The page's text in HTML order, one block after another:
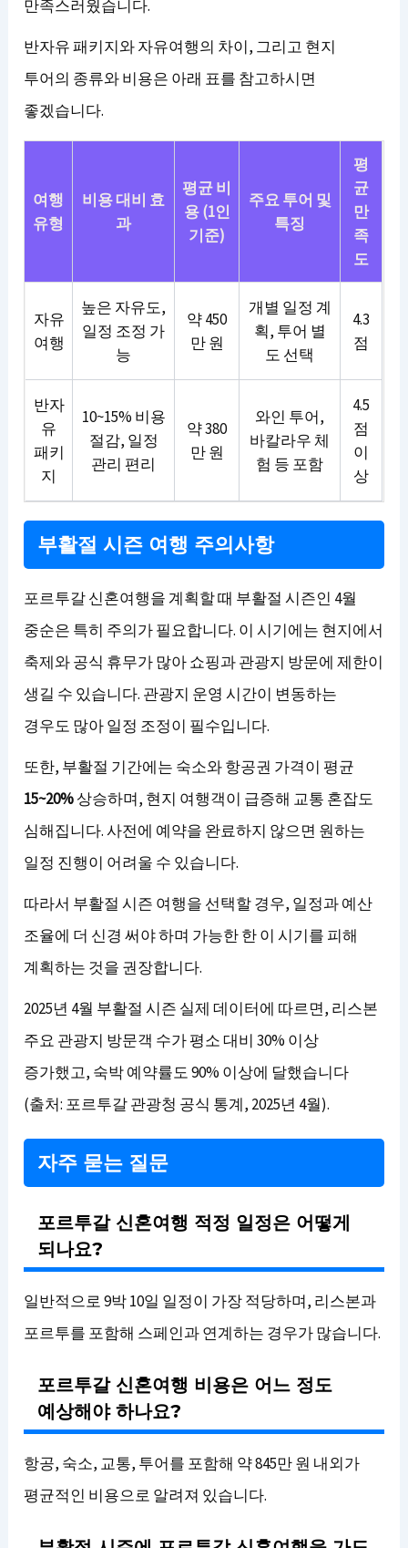
만족스러웠습니다.
반자유 패키지와 자유여행의 차이, 그리고 현지
투어의 종류와 비용은 아래 표를 참고하시면
좋겠습니다.
여행
유형
비용 대비 효
과
평균 비
용 (1인
기준)
주요 투어 및
특징
평
균
만
족
도
자유
여행
높은 자유도,
일정 조정 가
능
약 450
만 원
개별 일정 계
획, 투어 별
도 선택
4.3
점
반자
유
패키
지
10~15% 비용
절감, 일정
관리 편리
약 380
만 원
와인 투어,
바칼라우 체
험 등 포함
4.5
점
이
상
부활절 시즌 여행 주의사항
포르투갈 신혼여행을 계획할 때 부활절 시즌인 4월
중순은 특히 주의가 필요합니다. 이 시기에는 현지에서
축제와 공식 휴무가 많아 쇼핑과 관광지 방문에 제한이
생길 수 있습니다. 관광지 운영 시간이 변동하는
경우도 많아 일정 조정이 필수입니다.
또한, 부활절 기간에는 숙소와 항공권 가격이 평균
15~20%상승하며, 현지 여행객이 급증해 교통 혼잡도
심해집니다. 사전에 예약을 완료하지 않으면 원하는
일정 진행이 어려울 수 있습니다.
따라서 부활절 시즌 여행을 선택할 경우, 일정과 예산
조율에 더 신경 써야 하며 가능한 한 이 시기를 피해
계획하는 것을 권장합니다.
2025년 4월 부활절 시즌 실제 데이터에 따르면, 리스본
주요 관광지 방문객 수가 평소 대비 30% 이상
증가했고, 숙박 예약률도 90% 이상에 달했습니다
(출처: 포르투갈 관광청 공식 통계, 2025년 4월).
자주 묻는 질문
포르투갈 신혼여행 적정 일정은 어떻게
되나요?
일반적으로 9박 10일 일정이 가장 적당하며, 리스본과
포르투를 포함해 스페인과 연계하는 경우가 많습니다.
포르투갈 신혼여행 비용은 어느 정도
예상해야 하나요?
항공, 숙소, 교통, 투어를 포함해 약 845만 원 내외가
평균적인 비용으로 알려져 있습니다.